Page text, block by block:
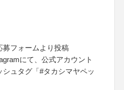
募フォームより投稿
にて、公式アカウント
ュタグ「#タカシマヤペッ